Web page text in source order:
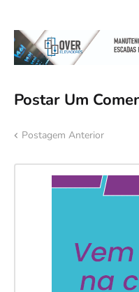
Postar Um
Postagem Anterior